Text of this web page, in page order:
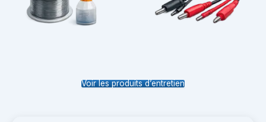
Voir les produits d’entretien